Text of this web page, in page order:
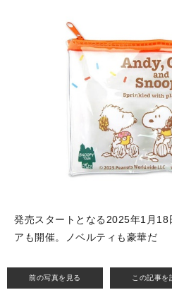
前の写真を見る この記事を
発売スタートとなる2025年1月18
アも開催。ノベルティも豪華だ